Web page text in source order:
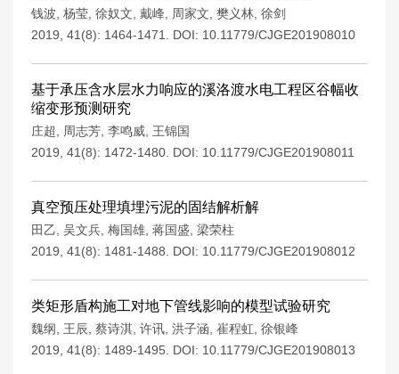
钱波 杨莹 徐奴文 戴峰 周家文 樊义林 徐剑
2019, 41(8): 1464-1471.
DOI: 10.11779/CJGE201908010
基于承压含水层水力响应的溪洛渡水电工程区谷幅收
缩变形预测研究
庄超 周志芳 李鸣威 王锦国
2019, 41(8): 1472-1480. DOI: 10.11779/CJGE201908011
真空预压处理填埋污泥的固结解析解
田乙 吴文兵 梅国雄 蒋国盛 梁荣柱
2019, 41(8): 1481-1488.
DOI: 10.11779/CJGE201908012
类矩形盾构施工对地下管线影响的模型试验研究
魏纲 王辰 蔡诗淇 许讯 洪子涵 崔程虹 徐银峰
2019, 41(8): 1489-1495.
DOI: 10.11779/CJGE201908013